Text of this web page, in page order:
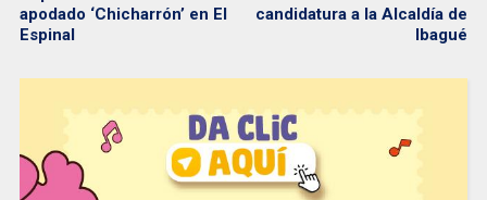
apodado ‘Chicharrón’ en El
Espinal
candidatura a la Alcaldía de
Ibagué